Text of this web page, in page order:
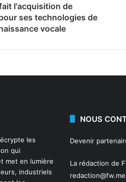
l'acquisition de
ses technologies de
vocale
les
qui
met en lumière
industriels
NOUS
Devenir
La rédaction de